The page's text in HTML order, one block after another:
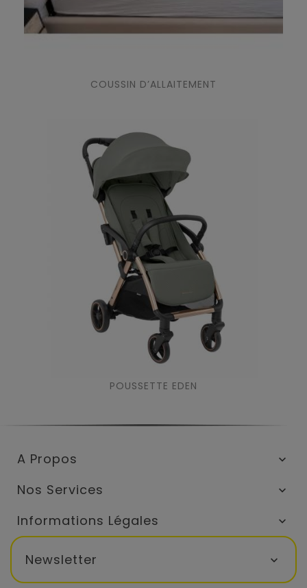
COUSSIN D’ALLAITEMENT
POUSSETTE EDEN
A Propos 
Nos Services 
Informations Légales 
Newsletter 